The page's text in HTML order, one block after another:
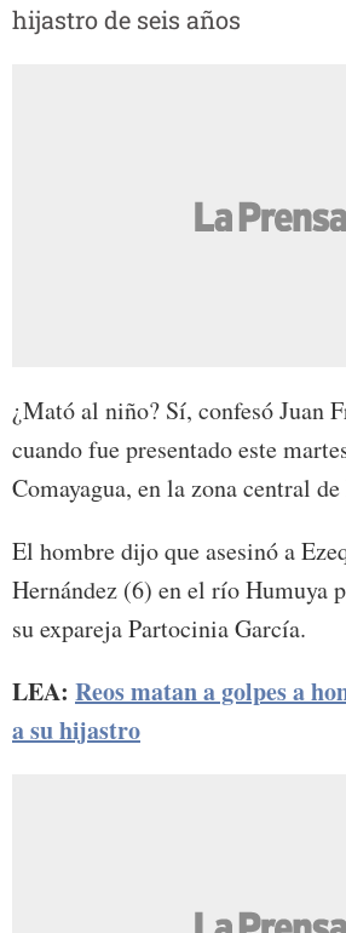
hijastro de seis años
¿Mató al niño? Sí, confesó Juan
cuando fue presentado este
Comayagua, en la zona central
El hombre dijo que asesinó a
Hernández (6) en el río Humuya
su expareja Partocinia García.
LEA: Reos matan a golpes a
a su hijastro